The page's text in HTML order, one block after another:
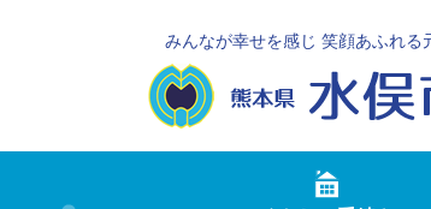
みんなが幸せを感じ 笑顔あふれる